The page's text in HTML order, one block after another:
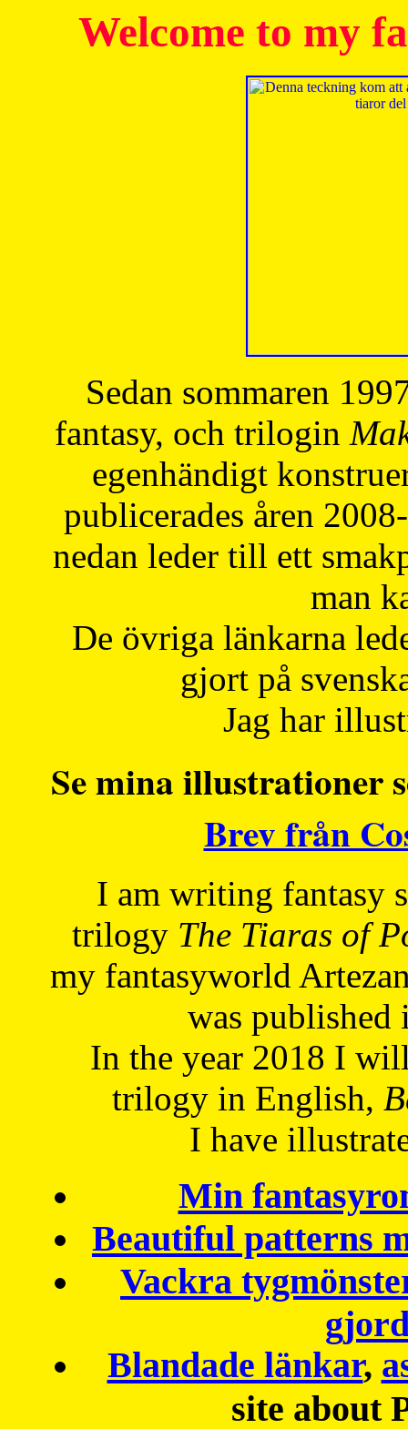
Welcome to my
Sedan sommaren
fantasy, och trilogin
egenhändigt
publicerades åren
nedan leder till ett
man
De övriga länkarna
gjort på
Jag har
Se mina illustrationer
Brev från
I am writing fantasy
trilogy The Tiaras of
my fantasyworld
was published
In the year 2018 I
trilogy in English,
I have
Min
Beautiful patterns
Vackra
Blandade länkar,
site about